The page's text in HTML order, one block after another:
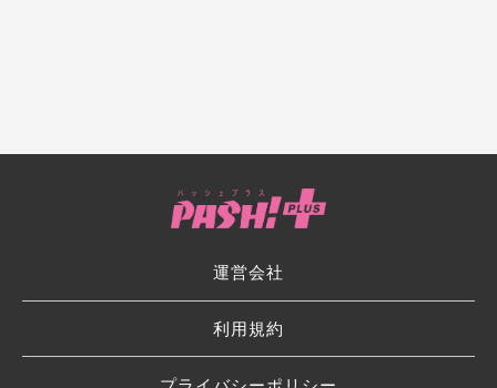
運営会社
利用規約